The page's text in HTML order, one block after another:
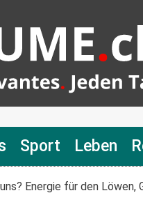
Sport Leben
Energie für den Löwen,